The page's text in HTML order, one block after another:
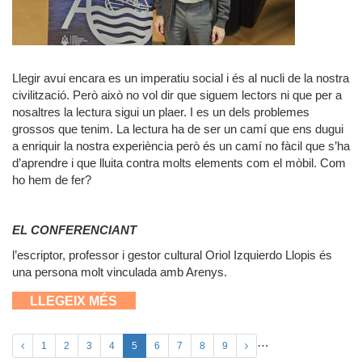
Llegir avui encara es un imperatiu social i és al nucli de la nostra
civilització. Però això no vol dir que siguem lectors ni que per a
nosaltres la lectura sigui un plaer. I es un dels problemes
grossos que tenim. La lectura ha de ser un camí que ens dugui
a enriquir la nostra experiència però és un camí no fàcil que s’ha
d’aprendre i que lluita contra molts elements com el mòbil. Com
ho hem de fer?
EL CONFERENCIANT
l’escriptor, professor i gestor cultural Oriol Izquierdo Llopis és
una persona molt vinculada amb Arenys.
LLEGEIX MÉS
EL FUTUR DE LA CULTURA
1 2 3 4 5 6 7 8 9 …